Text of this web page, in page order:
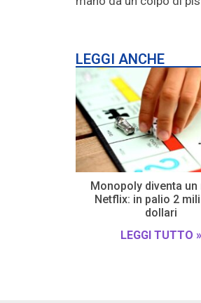
LEGGI ANCHE
Monopoly diventa un
Netflix: in palio 2
dollari
LEGGI TUTTO »